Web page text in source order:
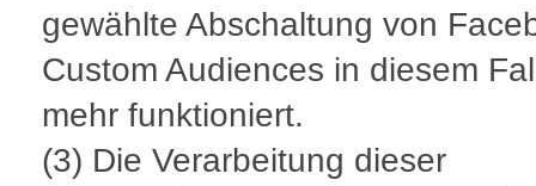
gewählte Abschaltung von
Custom Audiences in diesem
mehr funktioniert.
(3) Die Verarbeitung dieser